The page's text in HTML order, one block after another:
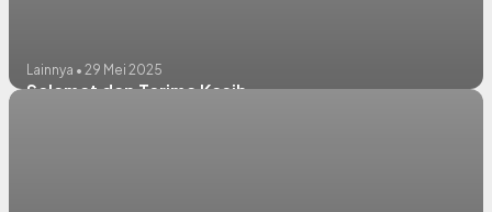
Lainnya • 29 Mei 2025
Selamat dan Terima Kasih